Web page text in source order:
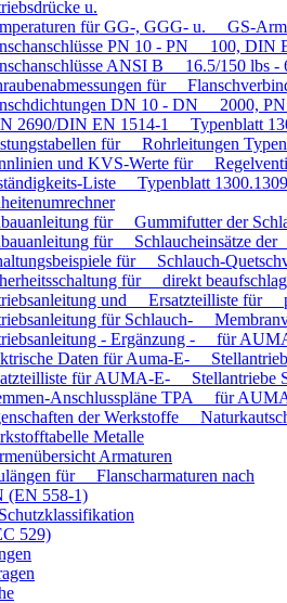
u.
für GG-, GGG- u. GS-
PN 10 - PN 100,
ANSI B 16.5/150 lbs
für
DN 10 - DN 2000, PN
2690/DIN EN 1514-1 Typenblatt
für Rohrleitungen
und KVS-Werte für
Liste Typenblatt 1300.1309
für Gummifutter der
für Schlaucheinsätze
für Schlauch-
für direkt
und Ersatzteilliste für
für Schlauch-
- Ergänzung - für
Daten für Auma-E-
für AUMA-E- Stellantriebe
Anschlusspläne TPA für
der Werkstoffe
Metalle
Armaturen
für Flanscharmaturen nach
558-1)
529)